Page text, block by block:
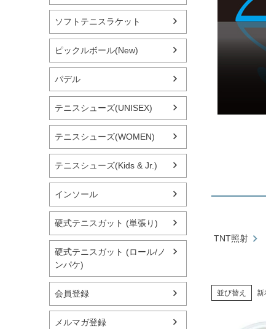
ソフトテニスラケット
ピックルボール(New)
パデル
テニスシューズ(UNISEX)
テニスシューズ(WOMEN)
テニスシューズ(Kids & Jr.)
インソール
硬式テニスガット (単張り)
硬式テニスガット (ロール/ノ
ンパケ)
会員登録
メルマガ登録
TNT照射
並び替え 新